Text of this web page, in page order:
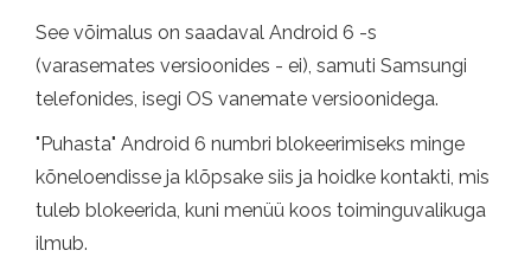
See võimalus on saadaval Android 6 -s
(varasemates versioonides - ei), samuti Samsungi
telefonides, isegi OS vanemate versioonidega.
"Puhasta" Android 6 numbri blokeerimiseks minge
kõneloendisse ja klõpsake siis ja hoidke kontakti, mis
tuleb blokeerida, kuni menüü koos toiminguvalikuga
ilmub.